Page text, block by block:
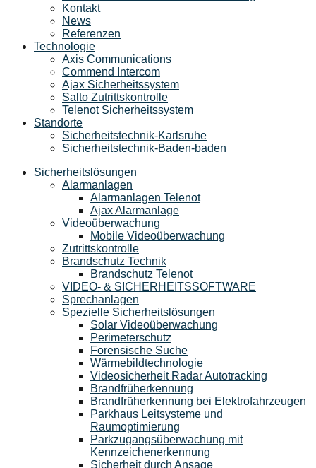
Kontakt
News
Referenzen
Technologie
Axis Communications
Commend Intercom
Ajax Sicherheitssystem​
Salto Zutrittskontrolle
Telenot Sicherheitssystem
Standorte
Sicherheitstechnik-Karlsruhe
Sicherheitstechnik-Baden-baden
Sicherheitslösungen
Alarmanlagen
Alarmanlagen Telenot
Ajax Alarmanlage
Videoüberwachung
Mobile Videoüberwachung
Zutrittskontrolle
Brandschutz Technik
Brandschutz Telenot
VIDEO- & SICHERHEITSSOFTWARE
Sprechanlagen
Spezielle Sicherheitslösungen
Solar Videoüberwachung
Perimeterschutz
Forensische Suche
Wärmebildtechnologie
Videosicherheit Radar Autotracking​
Brandfrüherkennung
Brandfrüherkennung bei Elektrofahrzeugen
Parkhaus Leitsysteme und
Raumoptimierung
Parkzugangsüberwachung mit
Kennzeichenerkennung
Sicherheit durch Ansage